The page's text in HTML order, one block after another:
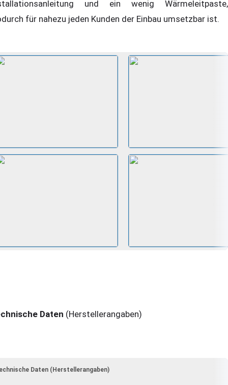
und ein wenig Wärmeleitpaste,
für nahezu jeden Kunden der Einbau umsetzbar ist.
Daten (Herstellerangaben)
Daten (Herstellerangaben)